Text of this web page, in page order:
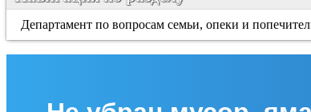
Департамент по вопросам семьи, опеки и